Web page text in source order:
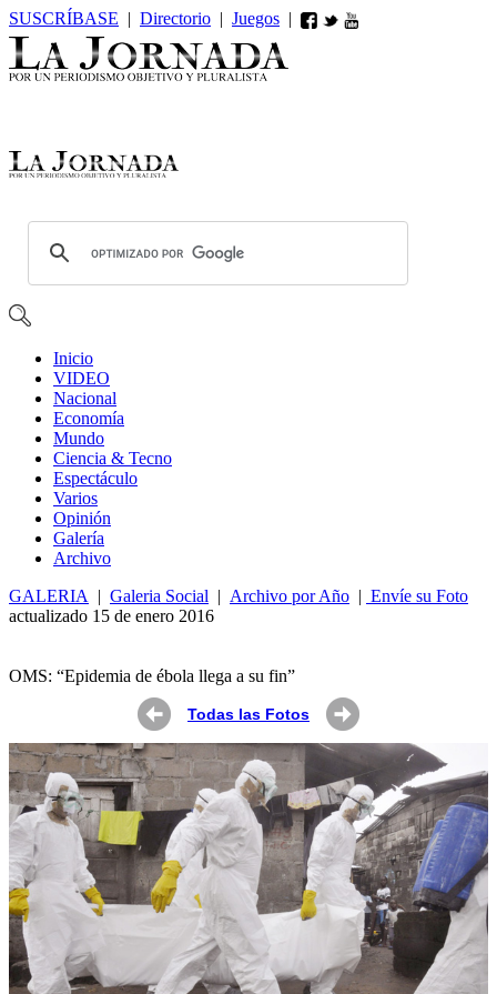
SUSCRÍBASE | Directorio | Juegos |
Inicio
VIDEO
Nacional
Economía
Mundo
Ciencia & Tecno
Espectáculo
Varios
Opinión
Galería
Archivo
GALERIA
| Galeria Social | Archivo por Año | Envíe su Foto
actualizado 15 de enero 2016
OMS: “Epidemia de ébola llega a su fin”
Todas las Fotos